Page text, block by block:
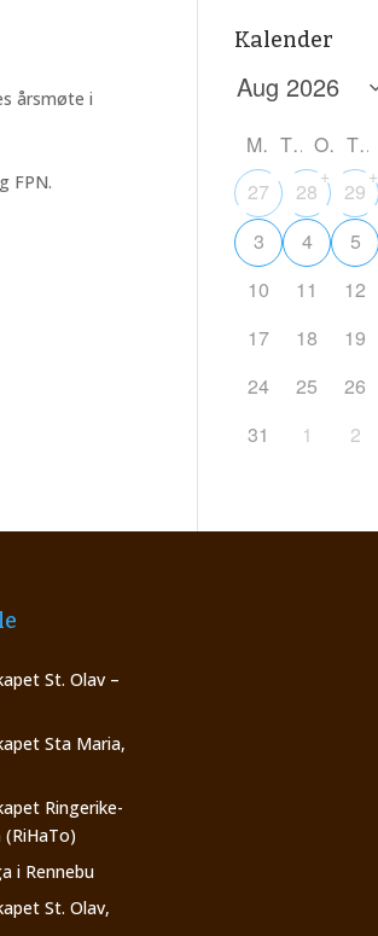
årsmøte i
FPN.
Kalender
M T O T
27
28
+
29
+
3
4 5
10
11 12
17
18 19
24
25 26
31
1 2
St. Olav –
Sta Maria,
Ringerike-
i Rennebu
St. Olav,